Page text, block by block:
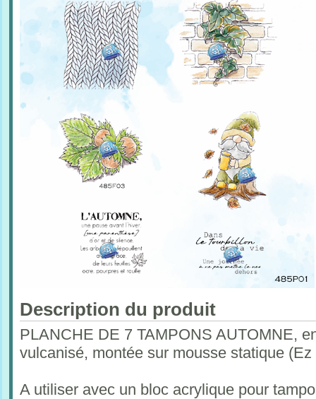
Description du produit
PLANCHE DE 7 TAMPONS AUTOMNE,
vulcanisé, montée sur mousse statique (Ez
A utiliser avec un bloc acrylique pour